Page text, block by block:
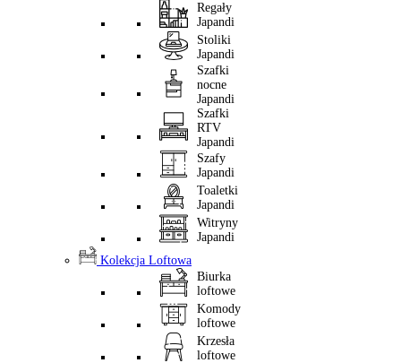
Regały
Japandi
Stoliki
Japandi
Szafki
nocne
Japandi
Szafki
RTV
Japandi
Szafy
Japandi
Toaletki
Japandi
Witryny
Japandi
Kolekcja Loftowa
Biurka
loftowe
Komody
loftowe
Krzesła
loftowe